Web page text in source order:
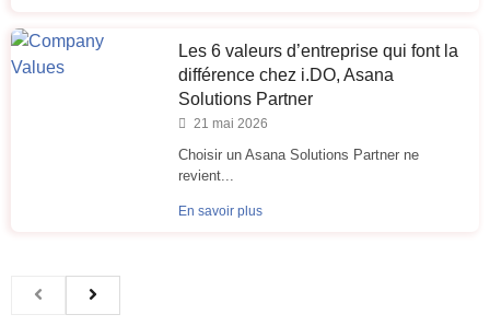
Les 6 valeurs d’entreprise qui font la
différence chez i.DO, Asana
Solutions Partner
21 mai 2026
Choisir un Asana Solutions Partner ne
revient...
En savoir plus